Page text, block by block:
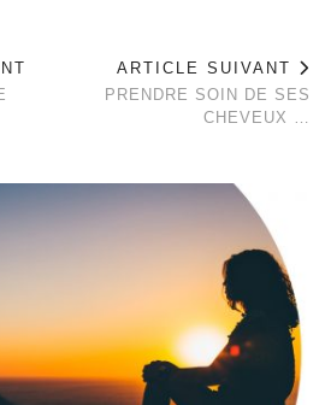
ARTICLE SUIVANT
PRENDRE SOIN DE SES
CHEVEUX …